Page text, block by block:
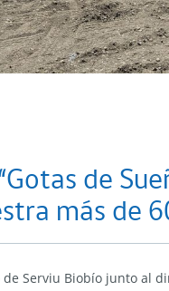
de
más de
Serviu Biobío junto al